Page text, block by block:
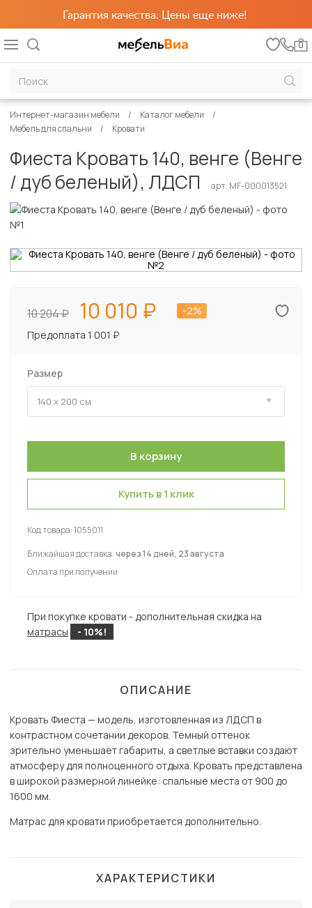
Гарантия качества. Цены еще ниже!
0
Интернет-магазин мебели
Каталог мебели
Мебель для спальни
Кровати
Фиеста Кровать 140, венге (Венге
/ дуб беленый), ЛДСП
арт. MF-000013521
10 204 10 010
-2%
Предоплата 1 001 ₽
Размер
Купить в 1 клик
Код товара:1055011
Ближайшая доставка:через 14 дней, 23 августа
Оплата при получении
При покупке кровати - дополнительная скидка на
матрасы
- 10%!
ОПИСАНИЕ
Кровать Фиеста — модель, изготовленная из ЛДСП в
контрастном сочетании декоров. Темный оттенок
зрительно уменьшает габариты, а светлые вставки создают
атмосферу для полноценного отдыха. Кровать представлена
в широкой размерной линейке: спальные места от 900 до
1600 мм.
Матрас для кровати приобретается дополнительно.
ХАРАКТЕРИСТИКИ